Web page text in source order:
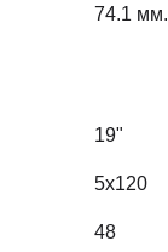
74.1 мм.
19"
5x120
48